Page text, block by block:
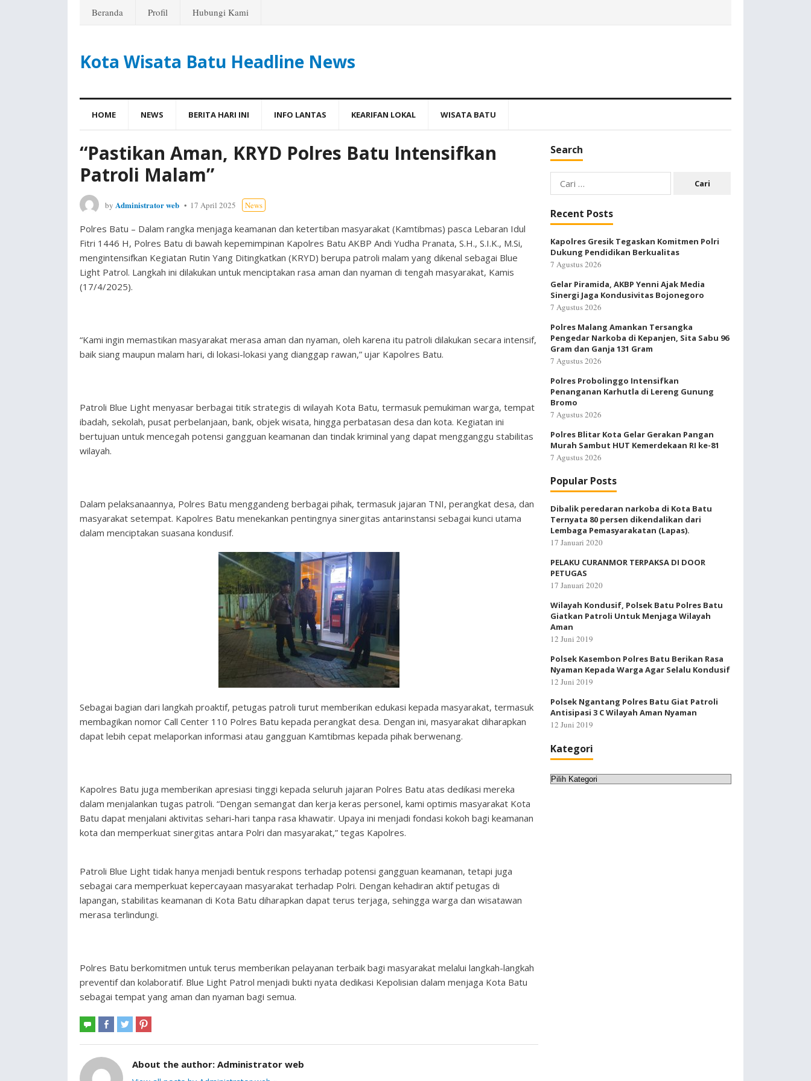
Beranda Profil Hubungi Kami
Kota Wisata Batu Headline News
HOME NEWS BERITA HARI INI INFO LANTAS KEARIFAN LOKAL WISATA BATU
“Pastikan Aman, KRYD Polres Batu Intensifkan
Patroli Malam”
by Administrator web 17 April 2025 News
Polres Batu – Dalam rangka menjaga keamanan dan ketertiban masyarakat (Kamtibmas) pasca Lebaran Idul
Fitri 1446 H, Polres Batu di bawah kepemimpinan Kapolres Batu AKBP Andi Yudha Pranata, S.H., S.I.K., M.Si,
mengintensifkan Kegiatan Rutin Yang Ditingkatkan (KRYD) berupa patroli malam yang dikenal sebagai Blue
Light Patrol. Langkah ini dilakukan untuk menciptakan rasa aman dan nyaman di tengah masyarakat, Kamis
(17/4/2025).
“Kami ingin memastikan masyarakat merasa aman dan nyaman, oleh karena itu patroli dilakukan secara intensif,
baik siang maupun malam hari, di lokasi-lokasi yang dianggap rawan,” ujar Kapolres Batu.
Patroli Blue Light menyasar berbagai titik strategis di wilayah Kota Batu, termasuk pemukiman warga, tempat
ibadah, sekolah, pusat perbelanjaan, bank, objek wisata, hingga perbatasan desa dan kota. Kegiatan ini
bertujuan untuk mencegah potensi gangguan keamanan dan tindak kriminal yang dapat mengganggu stabilitas
wilayah.
Dalam pelaksanaannya, Polres Batu menggandeng berbagai pihak, termasuk jajaran TNI, perangkat desa, dan
masyarakat setempat. Kapolres Batu menekankan pentingnya sinergitas antarinstansi sebagai kunci utama
dalam menciptakan suasana kondusif.
Sebagai bagian dari langkah proaktif, petugas patroli turut memberikan edukasi kepada masyarakat, termasuk
membagikan nomor Call Center 110 Polres Batu kepada perangkat desa. Dengan ini, masyarakat diharapkan
dapat lebih cepat melaporkan informasi atau gangguan Kamtibmas kepada pihak berwenang.
Kapolres Batu juga memberikan apresiasi tinggi kepada seluruh jajaran Polres Batu atas dedikasi mereka
dalam menjalankan tugas patroli. “Dengan semangat dan kerja keras personel, kami optimis masyarakat Kota
Batu dapat menjalani aktivitas sehari-hari tanpa rasa khawatir. Upaya ini menjadi fondasi kokoh bagi keamanan
kota dan memperkuat sinergitas antara Polri dan masyarakat,” tegas Kapolres.
Patroli Blue Light tidak hanya menjadi bentuk respons terhadap potensi gangguan keamanan, tetapi juga
sebagai cara memperkuat kepercayaan masyarakat terhadap Polri. Dengan kehadiran aktif petugas di
lapangan, stabilitas keamanan di Kota Batu diharapkan dapat terus terjaga, sehingga warga dan wisatawan
merasa terlindungi.
Polres Batu berkomitmen untuk terus memberikan pelayanan terbaik bagi masyarakat melalui langkah-langkah
preventif dan kolaboratif. Blue Light Patrol menjadi bukti nyata dedikasi Kepolisian dalam menjaga Kota Batu
sebagai tempat yang aman dan nyaman bagi semua.
About the author: Administrator web
Search
Cari
untuk:
Recent Posts
Kapolres Gresik Tegaskan Komitmen Polri
Dukung Pendidikan Berkualitas
7 Agustus 2026
Gelar Piramida, AKBP Yenni Ajak Media
Sinergi Jaga Kondusivitas Bojonegoro
7 Agustus 2026
Polres Malang Amankan Tersangka
Pengedar Narkoba di Kepanjen, Sita Sabu 96
Gram dan Ganja 131 Gram
7 Agustus 2026
Polres Probolinggo Intensifkan
Penanganan Karhutla di Lereng Gunung
Bromo
7 Agustus 2026
Polres Blitar Kota Gelar Gerakan Pangan
Murah Sambut HUT Kemerdekaan RI ke-81
7 Agustus 2026
Popular Posts
Dibalik peredaran narkoba di Kota Batu
Ternyata 80 persen dikendalikan dari
Lembaga Pemasyarakatan (Lapas).
17 Januari 2020
PELAKU CURANMOR TERPAKSA DI DOOR
PETUGAS
17 Januari 2020
Wilayah Kondusif, Polsek Batu Polres Batu
Giatkan Patroli Untuk Menjaga Wilayah
Aman
12 Juni 2019
Polsek Kasembon Polres Batu Berikan Rasa
Nyaman Kepada Warga Agar Selalu Kondusif
12 Juni 2019
Polsek Ngantang Polres Batu Giat Patroli
Antisipasi 3 C Wilayah Aman Nyaman
12 Juni 2019
Kategori
Kategori